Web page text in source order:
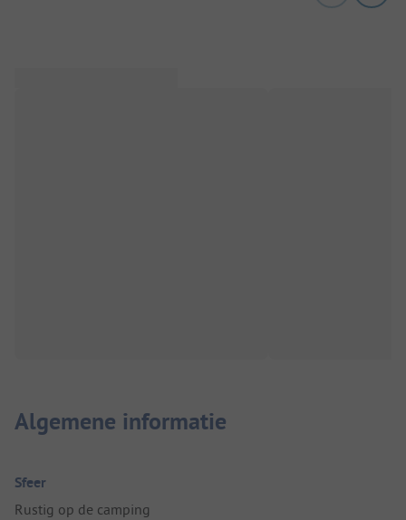
Algemene informatie
Sfeer
Rustig op de camping